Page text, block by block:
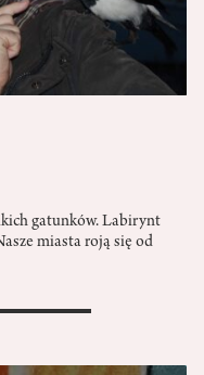
gatunków. Labirynt
miasta roją się od